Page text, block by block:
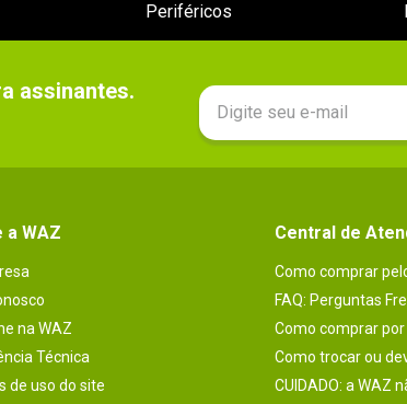
Periféricos
assinantes.
a WAZ
na WAZ
Técnica
de uso do site
Central de
Como comprar
FAQ: Perguntas
Como comprar
Como trocar ou
CUIDADO: a WAZ